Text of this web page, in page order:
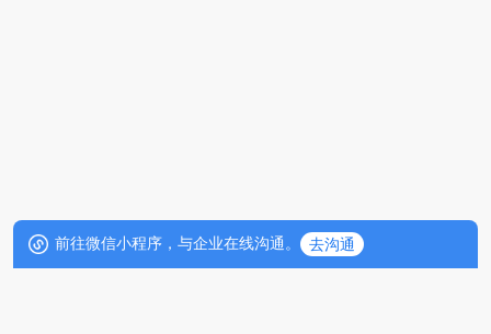
前往微信小程序，与企业在线沟通。 去沟通